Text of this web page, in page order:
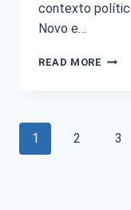
contexto
Novo e…
READ MORE
1 2 3